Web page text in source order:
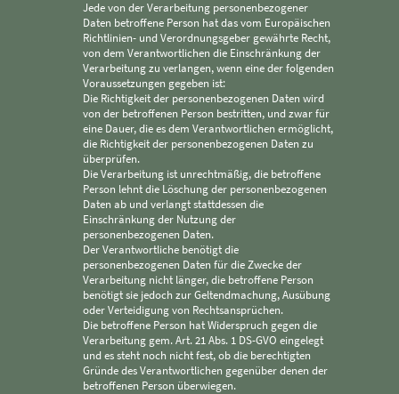
Jede von der Verarbeitung personenbezogener
Daten betroffene Person hat das vom Europäischen
Richtlinien- und Verordnungsgeber gewährte Recht,
von dem Verantwortlichen die Einschränkung der
Verarbeitung zu verlangen, wenn eine der folgenden
Voraussetzungen gegeben ist:
Die Richtigkeit der personenbezogenen Daten wird
von der betroffenen Person bestritten, und zwar für
eine Dauer, die es dem Verantwortlichen ermöglicht,
die Richtigkeit der personenbezogenen Daten zu
überprüfen.
Die Verarbeitung ist unrechtmäßig, die betroffene
Person lehnt die Löschung der personenbezogenen
Daten ab und verlangt stattdessen die
Einschränkung der Nutzung der
personenbezogenen Daten.
Der Verantwortliche benötigt die
personenbezogenen Daten für die Zwecke der
Verarbeitung nicht länger, die betroffene Person
benötigt sie jedoch zur Geltendmachung, Ausübung
oder Verteidigung von Rechtsansprüchen.
Die betroffene Person hat Widerspruch gegen die
Verarbeitung gem. Art. 21 Abs. 1 DS-GVO eingelegt
und es steht noch nicht fest, ob die berechtigten
Gründe des Verantwortlichen gegenüber denen der
betroffenen Person überwiegen.